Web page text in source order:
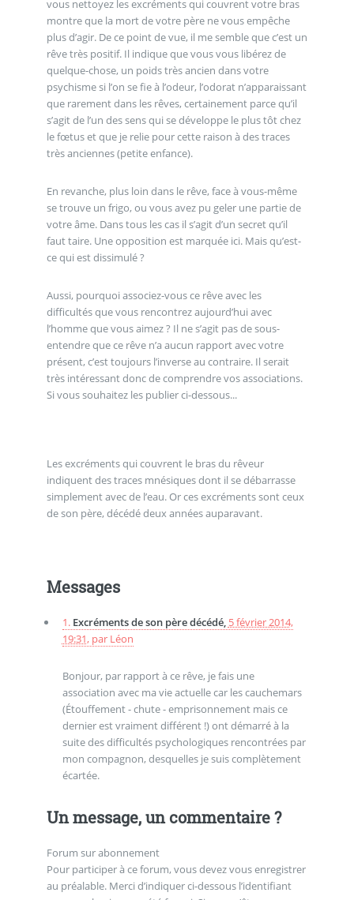
vous nettoyez les excréments qui couvrent votre bras
montre que la mort de votre père ne vous empêche
plus d’agir. De ce point de vue, il me semble que c’est un
rêve très positif. Il indique que vous vous libérez de
quelque-chose, un poids très ancien dans votre
psychisme si l’on se fie à l’odeur, l’odorat n’apparaissant
que rarement dans les rêves, certainement parce qu’il
s’agit de l’un des sens qui se développe le plus tôt chez
le fœtus et que je relie pour cette raison à des traces
très anciennes (petite enfance).
En revanche, plus loin dans le rêve, face à vous-même
se trouve un frigo, ou vous avez pu geler une partie de
votre âme. Dans tous les cas il s’agit d’un secret qu’il
faut taire. Une opposition est marquée ici. Mais qu’est-
ce qui est dissimulé ?
Aussi, pourquoi associez-vous ce rêve avec les
difficultés que vous rencontrez aujourd’hui avec
l’homme que vous aimez ? Il ne s’agit pas de sous-
entendre que ce rêve n’a aucun rapport avec votre
présent, c’est toujours l’inverse au contraire. Il serait
très intéressant donc de comprendre vos associations.
Si vous souhaitez les publier ci-dessous...
Les excréments qui couvrent le bras du rêveur
indiquent des traces mnésiques dont il se débarrasse
simplement avec de l’eau. Or ces excréments sont ceux
de son père, décédé deux années auparavant.
Messages
1. Excréments de son père décédé, 5 février 2014,
19:31, par Léon
Bonjour, par rapport à ce rêve, je fais une
association avec ma vie actuelle car les cauchemars
(Étouffement - chute - emprisonnement mais ce
dernier est vraiment différent !) ont démarré à la
suite des difficultés psychologiques rencontrées par
mon compagnon, desquelles je suis complètement
écartée.
Un message, un commentaire ?
Forum sur abonnement
Pour participer à ce forum, vous devez vous enregistrer
au préalable. Merci d’indiquer ci-dessous l’identifiant